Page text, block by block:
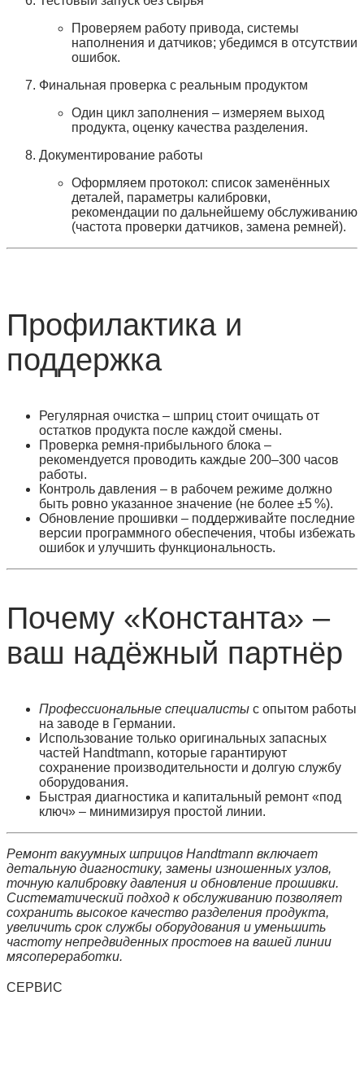
Проверяем работу привода, системы
наполнения и датчиков; убедимся в отсутствии
ошибок.
Финальная проверка с реальным продуктом
Один цикл заполнения – измеряем выход
продукта, оценку качества разделения.
Документирование работы
Оформляем протокол: список заменённых
деталей, параметры калибровки,
рекомендации по дальнейшему обслуживанию
(частота проверки датчиков, замена ремней).
Профилактика и
поддержка
Регулярная очистка – шприц стоит очищать от
остатков продукта после каждой смены.
Проверка ремня‑прибыльного блока –
рекомендуется проводить каждые 200–300 часов
работы.
Контроль давления – в рабочем режиме должно
быть ровно указанное значение (не более ±5 %).
Обновление прошивки – поддерживайте последние
версии программного обеспечения, чтобы избежать
ошибок и улучшить функциональность.
Почему «Константа» –
ваш надёжный партнёр
Профессиональные специалисты с опытом работы
на заводе в Германии.
Использование только оригинальных запасных
частей Handtmann, которые гарантируют
сохранение производительности и долгую службу
оборудования.
Быстрая диагностика и капитальный ремонт «под
ключ» – минимизируя простой линии.
Ремонт вакуумных шприцов Handtmann включает
детальную диагностику, замены изношенных узлов,
точную калибровку давления и обновление прошивки.
Систематический подход к обслуживанию позволяет
сохранить высокое качество разделения продукта,
увеличить срок службы оборудования и уменьшить
частоту непредвиденных простоев на вашей линии
мясопереработки.
СЕРВИС